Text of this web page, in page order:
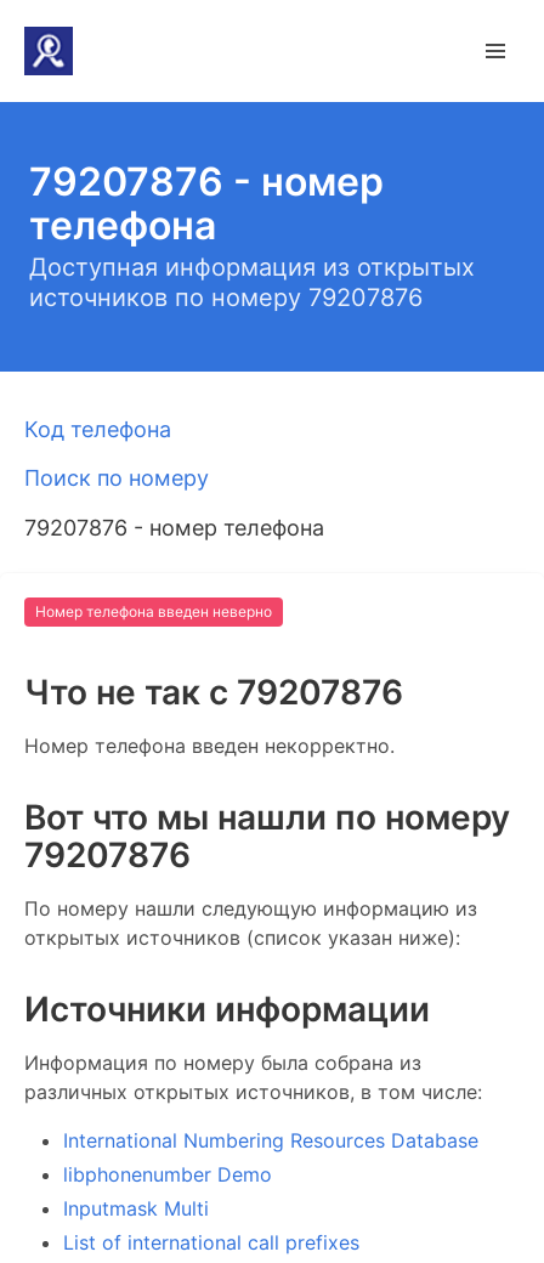
79207876 - номер
телефона
Доступная информация из открытых
источников по номеру 79207876
Код телефона
Поиск по номеру
79207876 - номер телефона
Номер телефона введен неверно
Что не так c 79207876
Номер телефона введен некорректно.
Вот что мы нашли по номеру
79207876
По номеру нашли следующую информацию из
открытых источников (список указан ниже):
Источники информации
Информация по номеру была собрана из
различных открытых источников, в том числе:
International Numbering Resources Database
libphonenumber Demo
Inputmask Multi
List of international call prefixes